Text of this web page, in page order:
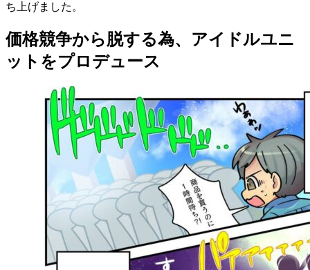
ち上げました。
価格競争から脱する為、アイドルユニ
ットをプロデュース